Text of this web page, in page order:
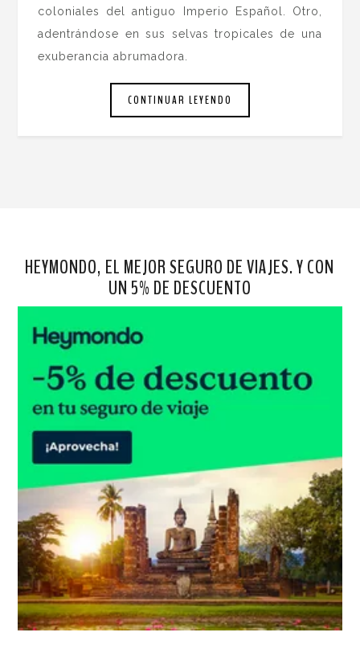
coloniales del antiguo Imperio Español. Otro,
adentrándose en sus selvas tropicales de una
exuberancia abrumadora.
CONTINUAR LEYENDO
HEYMONDO, EL MEJOR SEGURO DE VIAJES. Y CON
UN 5% DE DESCUENTO